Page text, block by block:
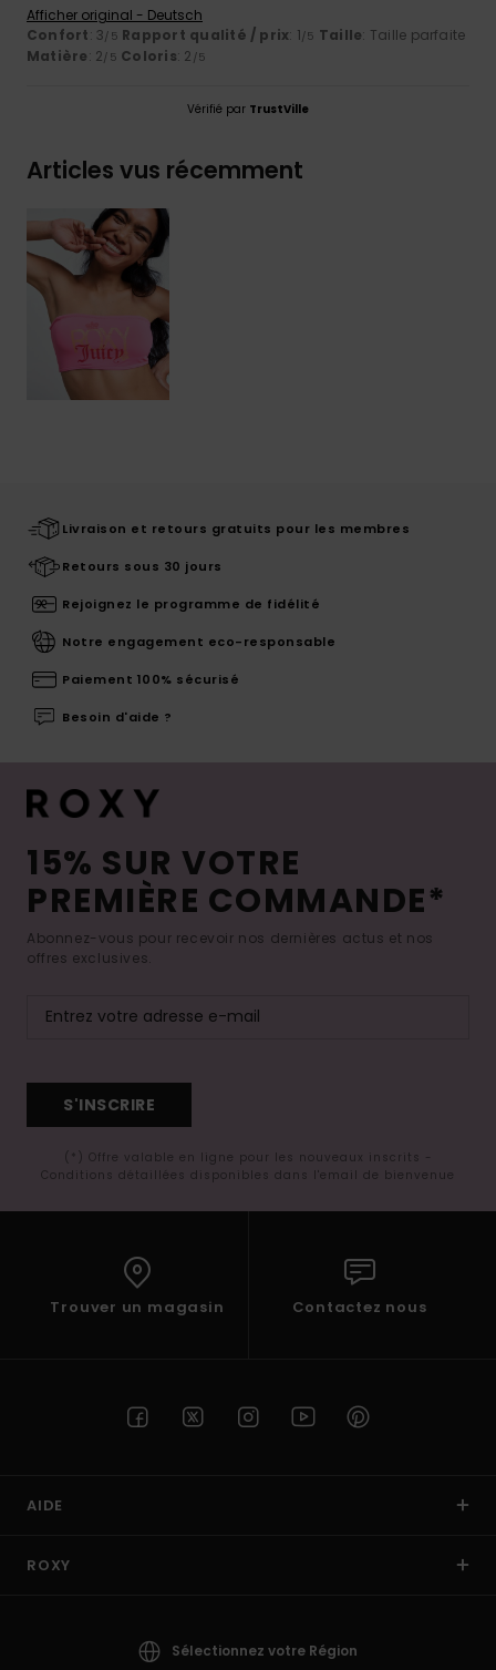
Afficher original - Deutsch
Confort: 3/5 Rapport qualité / prix: 1/5 Taille: Taille parfaite
Matière: 2/5 Coloris: 2 /5
Vérifié par TrustVille
Articles vus récemment
Livraison et retours gratuits pour les membres
Retours sous 30 jours
Rejoignez le programme de fidélité
Notre engagement eco-responsable
Paiement 100% sécurisé
Besoin d'aide ?
15% SUR VOTRE
PREMIÈRE COMMANDE*
Abonnez-vous pour recevoir nos dernières actus et nos
offres exclusives.
S'INSCRIRE
(*) Offre valable en ligne pour les nouveaux inscrits -
Conditions détaillées disponibles dans l'email de bienvenue
Trouver un magasin Contactez nous
AIDE
ROXY
Sélectionnez votre Région